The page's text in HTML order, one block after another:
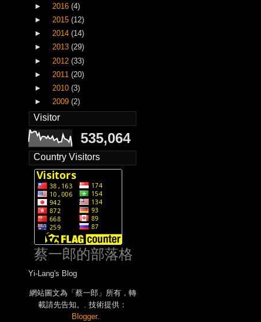
►
2016 (4)
►
2015 (12)
►
2014 (14)
►
2013 (29)
►
2012 (33)
►
2011 (20)
►
2010 (3)
►
2009 (2)
Visitor
535,064
Country Visitors
蔡一郎的部落格
Yi-Lang's Blog
網站圖文為「蔡一郎」所有，轉
載請先告知。. 技術提供：
Blogger.